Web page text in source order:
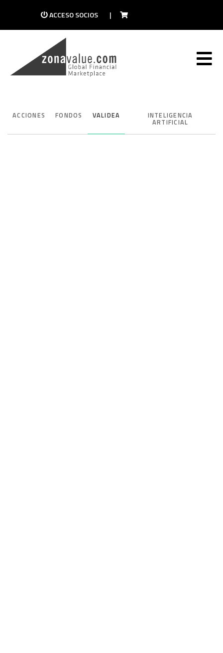
ACCESO SOCIOS |
ACCIONES FONDOS VALIDEA INTELIGENCIA
ARTIFICIAL